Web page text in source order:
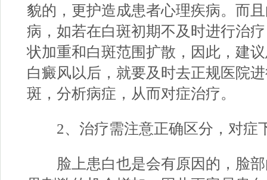
貌的，更护造成患者心理疾病。而
病，如若在白斑初期不及时进行治
状加重和白斑范围扩散，因此，建
白癜风以后，就要及时去正规医院
斑，分析病症，从而对症治疗。
2、治疗需注意正确区分，对症
脸上患白也是会有原因的，脸部